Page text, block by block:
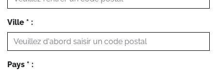
Ville * :
Pays * :